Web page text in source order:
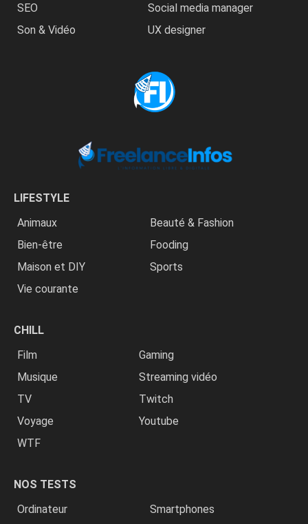
SEO
Social media manager
Son & Vidéo
UX designer
LIFESTYLE
Animaux
Beauté & Fashion
Bien-être
Fooding
Maison et DIY
Sports
Vie courante
CHILL
Film
Gaming
Musique
Streaming vidéo
TV
Twitch
Voyage
Youtube
WTF
NOS TESTS
Ordinateur
Smartphones